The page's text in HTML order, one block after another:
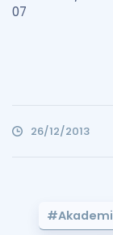
07
26/12/2013